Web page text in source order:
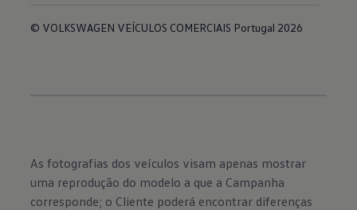
© VOLKSWAGEN VEÍCULOS COMERCIAIS Portugal 2026
As fotografias dos veículos visam apenas mostrar
uma reprodução do modelo a que a Campanha
corresponde; o Cliente poderá encontrar diferenças